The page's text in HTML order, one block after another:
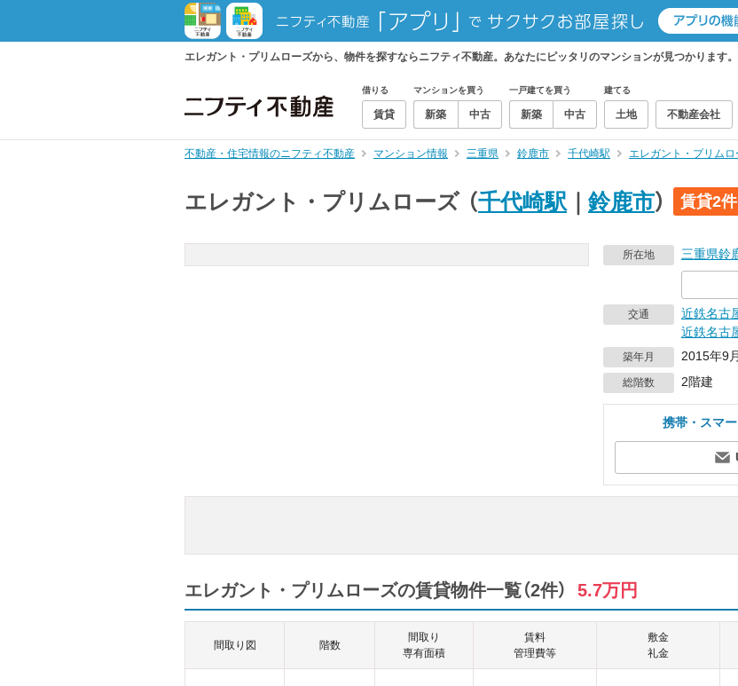
エレガント・プリムローズから、物件を探すならニフティ不動産。あなたにピッタリのマンションが見つかります。
借りる
賃貸
マンションを買う
新築 中古
一戸建てを買う
新築 中古
建てる
土地 不動産会社
不動産・住宅情報のニフティ不動産 マンション情報 三重県 鈴鹿市 千代崎駅 エレガント・プリム
エレガント・プリムローズ （千代崎駅 鈴鹿市） 賃貸2件
所在地 三重県鈴
交通 近鉄名古
近鉄名古
築年月 2015年9月
総階数 2階建
携帯・スマ
エレガント・プリムローズの賃貸物件一覧（2件） 5.7万円
間取り図 階数
間取り
専有面積
賃料
管理費等
敷金
礼金